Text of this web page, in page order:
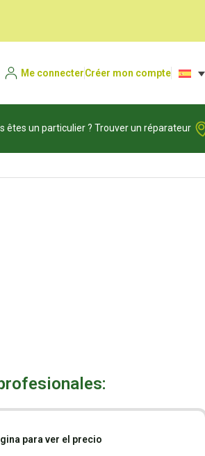
Me connecterCréer mon compte
êtes un particulier ? Trouver un réparateur
para ver el precio